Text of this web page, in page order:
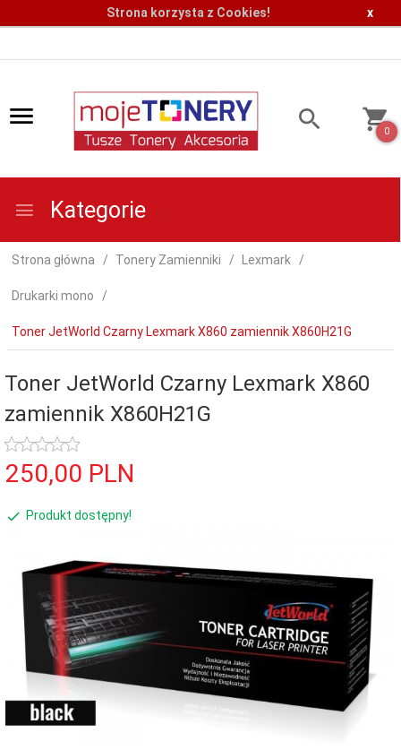
Strona korzysta z Cookies! x
0
Kategorie
Strona główna Tonery Zamienniki Lexmark
Drukarki mono
Toner JetWorld Czarny Lexmark X860 zamiennik X860H21G
Toner JetWorld Czarny Lexmark X860
zamiennik X860H21G
250,00 PLN
Produkt dostępny!